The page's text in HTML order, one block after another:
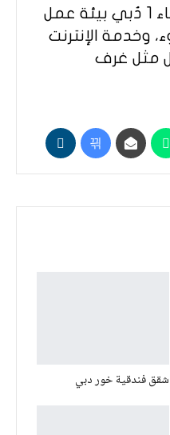
نعم، توفر فنادق البرشاء 1 دُبي بيئة عمل
وخدمة الإنترنت
مثل غرف
شقق فندقية خور دبي